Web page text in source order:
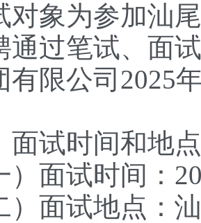
为参加汕尾
通过笔试、面
有限公司2025
试时间和地点
试时间：
试地点：汕